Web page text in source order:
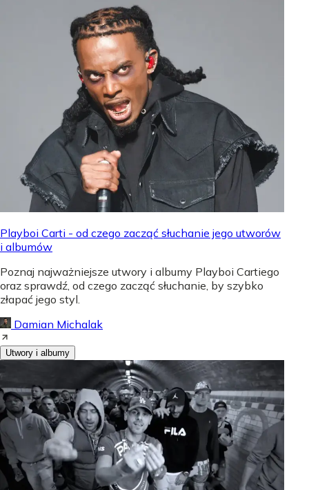
Playboi Carti - od czego zacząć słuchanie jego utworów
i albumów
Poznaj najważniejsze utwory i albumy Playboi Cartiego
oraz sprawdź, od czego zacząć słuchanie, by szybko
złapać jego styl.
Damian Michalak
Utwory i albumy